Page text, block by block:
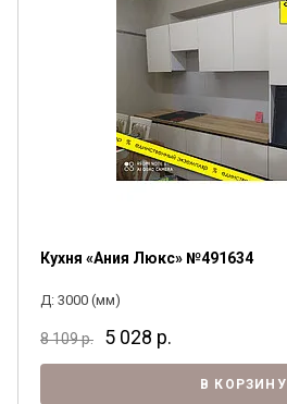
Кухня «Ания Люкс» №491634
Д: 3000 (мм)
8 109р. 5 028 р.
В КОРЗИНУ